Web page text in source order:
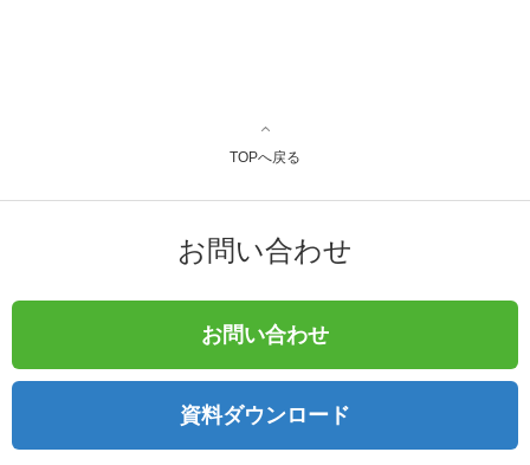
TOPへ戻る
お問い合わせ
お問い合わせ
資料ダウンロード